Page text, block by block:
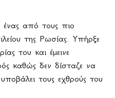
ένας από τους πιο
της Ρωσίας. Υπήρξε
του και έμεινε
καθώς δεν δίσταζε να
τους εχθρούς του